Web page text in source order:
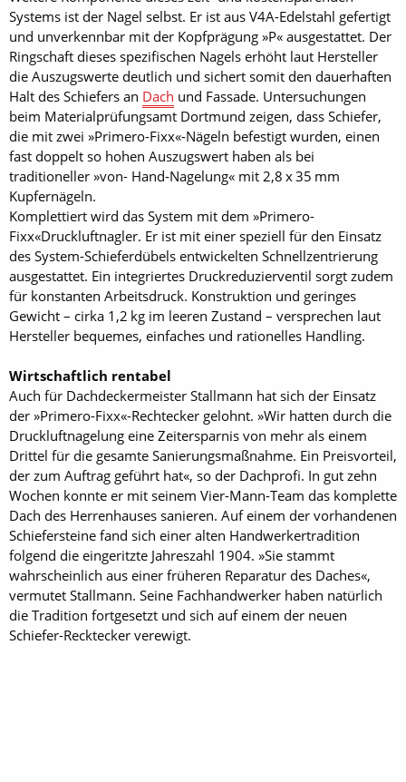
Systems ist der Nagel selbst. Er ist aus V4A-Edelstahl gefertigt
und unverkennbar mit der Kopfprägung »P« ausgestattet. Der
Ringschaft dieses spezifischen Nagels erhöht laut Hersteller
die Auszugswerte deutlich und sichert somit den dauerhaften
Halt des Schiefers an Dach und Fassade. Untersuchungen
beim Materialprüfungsamt Dortmund zeigen, dass Schiefer,
die mit zwei »Primero-Fixx«-Nägeln befestigt wurden, einen
fast doppelt so hohen Auszugswert haben als bei
traditioneller »von- Hand-Nagelung« mit 2,8 x 35 mm
Kupfernägeln.
Komplettiert wird das System mit dem »Primero-
Fixx«Druckluftnagler. Er ist mit einer speziell für den Einsatz
des System-Schieferdübels entwickelten Schnellzentrierung
ausgestattet. Ein integriertes Druckreduzierventil sorgt zudem
für konstanten Arbeitsdruck. Konstruktion und geringes
Gewicht – cirka 1,2 kg im leeren Zustand – versprechen laut
Hersteller bequemes, einfaches und rationelles Handling.
Wirtschaftlich rentabel
Auch für Dachdeckermeister Stallmann hat sich der Einsatz
der »Primero-Fixx«-Rechtecker gelohnt. »Wir hatten durch die
Druckluftnagelung eine Zeitersparnis von mehr als einem
Drittel für die gesamte Sanierungsmaßnahme. Ein Preisvorteil,
der zum Auftrag geführt hat«, so der Dachprofi. In gut zehn
Wochen konnte er mit seinem Vier-Mann-Team das komplette
Dach des Herrenhauses sanieren. Auf einem der vorhandenen
Schiefersteine fand sich einer alten Handwerkertradition
folgend die eingeritzte Jahreszahl 1904. »Sie stammt
wahrscheinlich aus einer früheren Reparatur des Daches«,
vermutet Stallmann. Seine Fachhandwerker haben natürlich
die Tradition fortgesetzt und sich auf einem der neuen
Schiefer-Recktecker verewigt.